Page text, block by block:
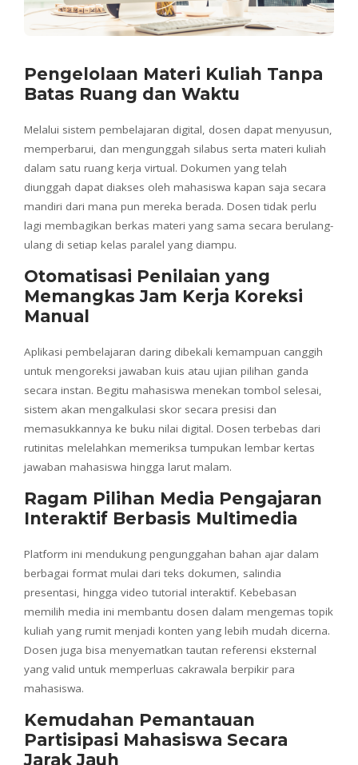
Pengelolaan Materi Kuliah Tanpa
Batas Ruang dan Waktu
Melalui sistem pembelajaran digital, dosen dapat menyusun,
memperbarui, dan mengunggah silabus serta materi kuliah
dalam satu ruang kerja virtual. Dokumen yang telah
diunggah dapat diakses oleh mahasiswa kapan saja secara
mandiri dari mana pun mereka berada. Dosen tidak perlu
lagi membagikan berkas materi yang sama secara berulang-
ulang di setiap kelas paralel yang diampu.
Otomatisasi Penilaian yang
Memangkas Jam Kerja Koreksi
Manual
Aplikasi pembelajaran daring dibekali kemampuan canggih
untuk mengoreksi jawaban kuis atau ujian pilihan ganda
secara instan. Begitu mahasiswa menekan tombol selesai,
sistem akan mengalkulasi skor secara presisi dan
memasukkannya ke buku nilai digital. Dosen terbebas dari
rutinitas melelahkan memeriksa tumpukan lembar kertas
jawaban mahasiswa hingga larut malam.
Ragam Pilihan Media Pengajaran
Interaktif Berbasis Multimedia
Platform ini mendukung pengunggahan bahan ajar dalam
berbagai format mulai dari teks dokumen, salindia
presentasi, hingga video tutorial interaktif. Kebebasan
memilih media ini membantu dosen dalam mengemas topik
kuliah yang rumit menjadi konten yang lebih mudah dicerna.
Dosen juga bisa menyematkan tautan referensi eksternal
yang valid untuk memperluas cakrawala berpikir para
mahasiswa.
Kemudahan Pemantauan
Partisipasi Mahasiswa Secara
Jarak Jauh